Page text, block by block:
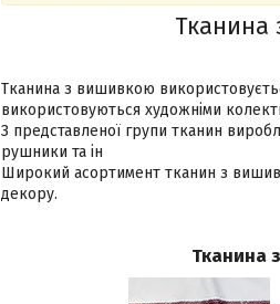
Тканина
Тканина з вишивкою
використовуються художніми
З представленої групи тканин
рушники та ін
Широкий асортимент тканин з
декору.
Тканина